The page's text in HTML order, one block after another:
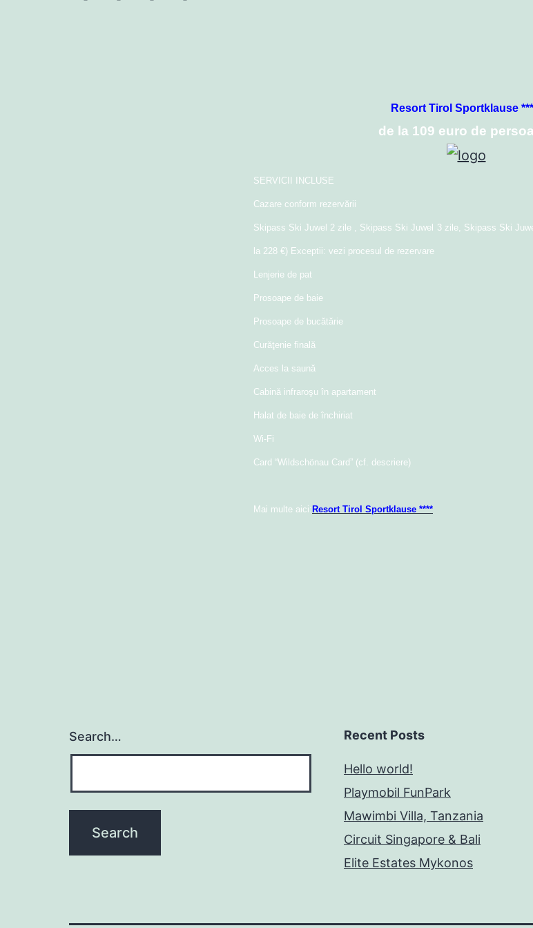
Resort Tirol Sportklause
de la 109 euro de
SERVICII INCLUSE
Cazare conform rezervării
Skipass Ski Juwel 2 zile , Skipass Ski Juwel 3 zile, Skipass Ski
la 228 €) Exceptii: vezi procesul de rezervare
Lenjerie de pat
Prosoape de baie
Prosoape de bucătărie
Curăţenie finală
Acces la saună
Cabină infraroşu în apartament
Halat de baie de închiriat
Wi-Fi
Card “Wildschönau Card” (cf. descriere)
Mai multe aici:Resort Tirol Sportklause ****
Search… Recent Posts
Hello world!
Playmobil FunPark
Mawimbi Villa, Tanzania
Circuit Singapore & Bali
Elite Estates Mykonos